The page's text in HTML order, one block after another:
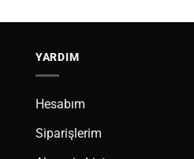
YARDIM
Hesabım
Siparişlerim